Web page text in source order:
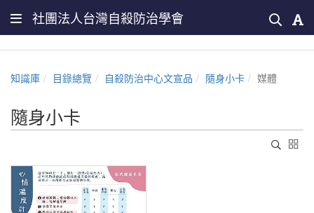
社團法人台灣自殺防治學會
知識庫 目錄總覽 自殺防治中心文宣品 隨身小卡 媒體
隨身小卡